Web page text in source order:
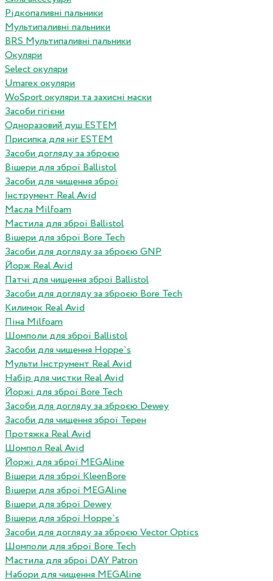
Рідкопаливні пальники
Мультипаливні пальники
BRS Мультипаливні пальники
Окуляри
Select окуляри
Umarex окуляри
WoSport окуляри та захисні маски
Засоби гігієни
Одноразовий душ ESTEM
Присипка для ніг ESTEM
Засоби догляду за зброєю
Вішери для зброї Ballistol
Засоби для чищення зброї
Інструмент Real Avid
Масла Milfoam
Мастила для зброї Ballistol
Вішери для зброї Bore Tech
Засоби для догляду за зброєю GNP
Йорж Real Avid
Патчі для чищення зброї Ballistol
Засоби для догляду за зброєю Bore Tech
Килимок Real Avid
Піна Milfoam
Шомполи для зброї Ballistol
Засоби для чищення Hoppe`s
Мульти Інструмент Real Avid
Набір для чистки Real Avid
Йоржі для зброї Bore Tech
Засоби для догляду за зброєю Dewey
Засоби для чищення зброї Терен
Протяжка Real Avid
Шомпол Real Avid
Йоржі для зброї MEGAline
Вішери для зброї KleenBore
Вішери для зброї MEGAline
Вішери для зброї Dewey
Вішери для зброї Hoppe`s
Засоби для догляду за зброєю Vector Optics
Шомполи для зброї Bore Tech
Мастила для зброї DAY Patron
Набори для чищення MEGAline